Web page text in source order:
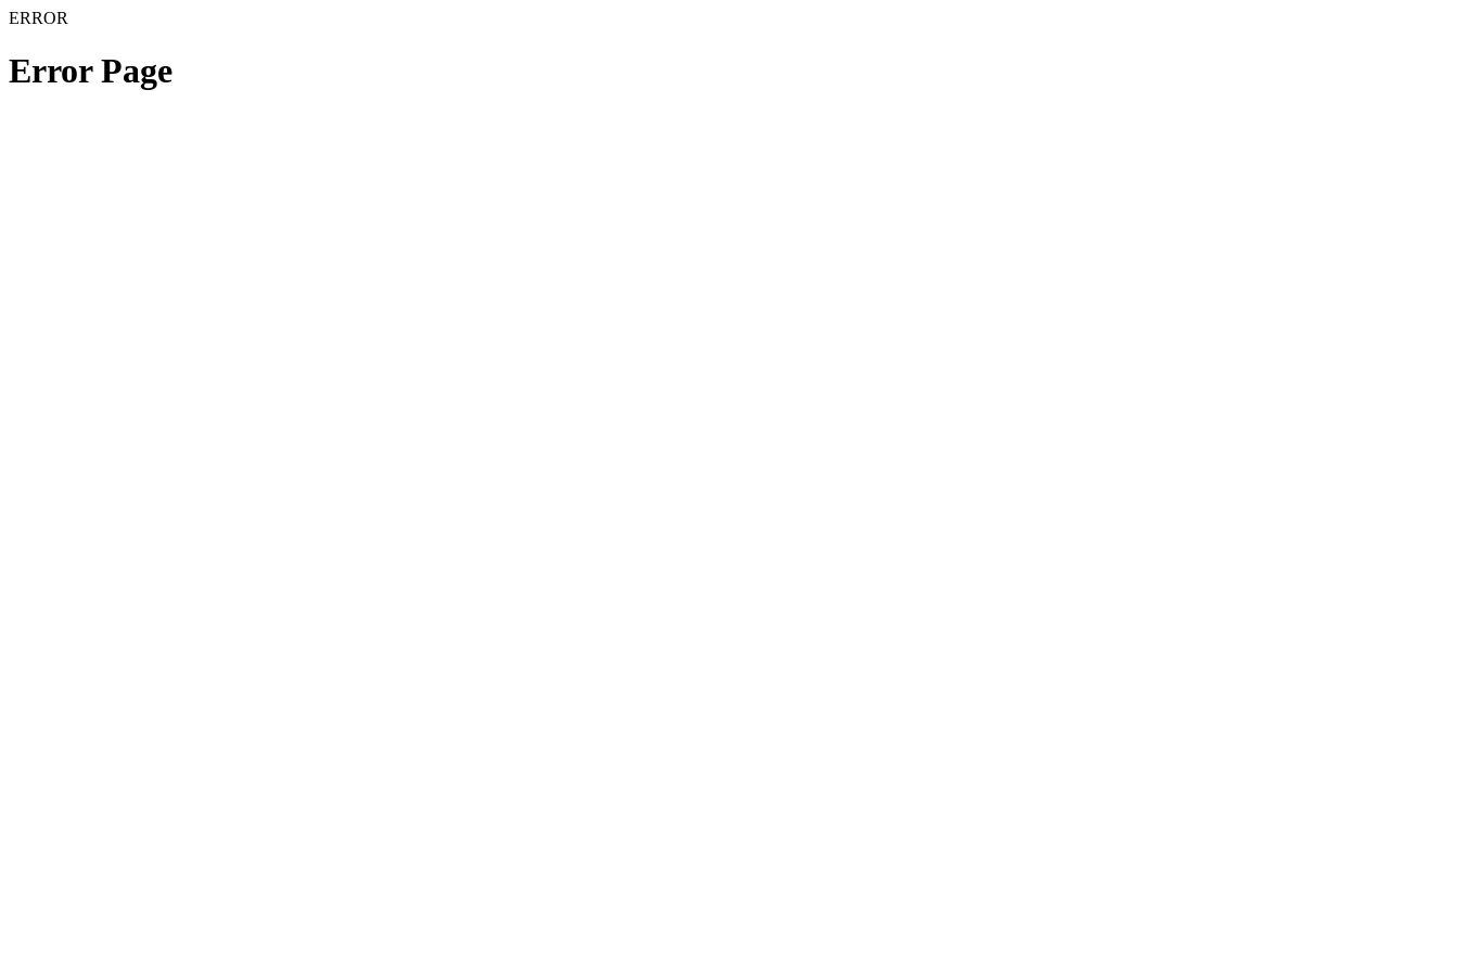
ERROR
Error Page